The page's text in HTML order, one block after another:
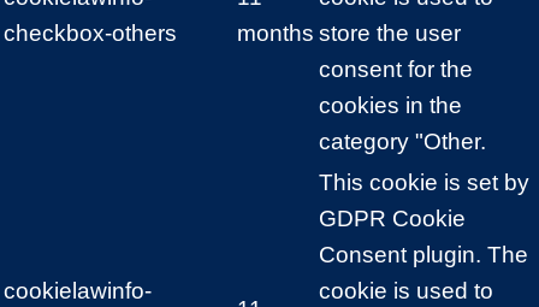
checkbox-others
months store the user
consent for the
cookies in the
category "Other.
cookielawinfo-
This cookie is set by
GDPR Cookie
Consent plugin. The
cookie is used to